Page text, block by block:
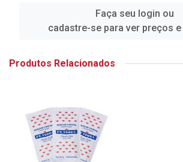
Faça seu login ou
cadastre-se para ver preços
Produtos Relacionados